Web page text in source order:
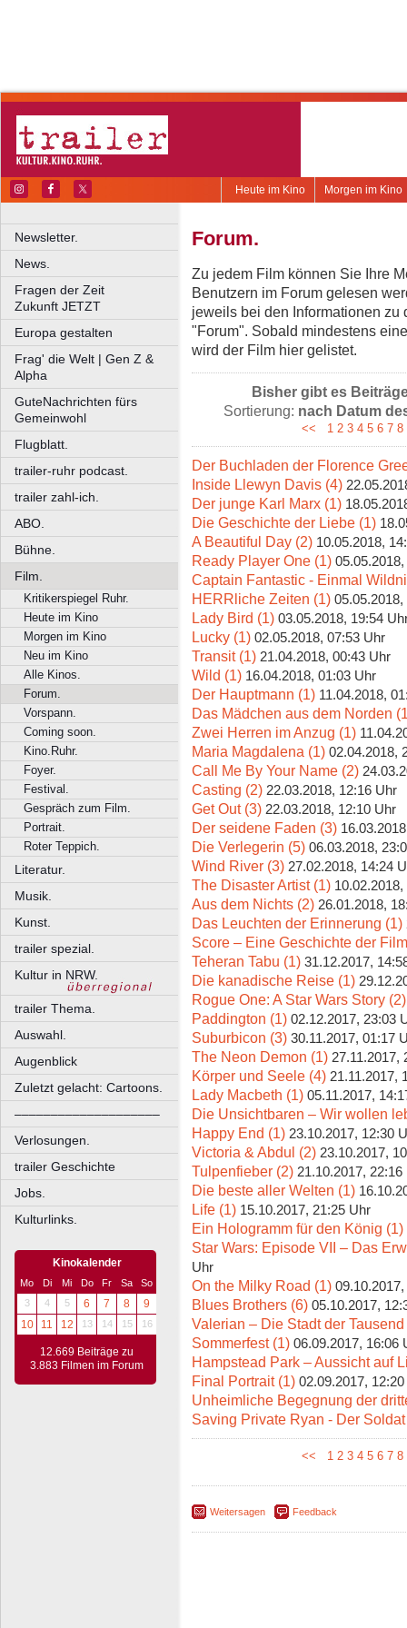
Morgen im Kino
Heute im Kino
Newsletter.
News.
Fragen der Zeit
Zukunft JETZT
Europa gestalten
Frag' die Welt | Gen Z &
Alpha
GuteNachrichten fürs
Gemeinwohl
Flugblatt.
trailer-ruhr podcast.
trailer zahl-ich.
ABO.
Bühne.
Film.
Kritikerspiegel Ruhr.
Heute im Kino
Morgen im Kino
Neu im Kino
Alle Kinos.
Forum.
Vorspann.
Coming soon.
Kino.Ruhr.
Foyer.
Festival.
Gespräch zum Film.
Portrait.
Roter Teppich.
Literatur.
Musik.
Kunst.
trailer spezial.
Kultur in NRW.
trailer Thema.
Auswahl.
Augenblick
Zuletzt gelacht: Cartoons.
––––––––––––––––––––
Verlosungen.
trailer Geschichte
Jobs.
Kulturlinks.
Kinokalender
Mo Di Mi Do Fr Sa
So
3
4 5 6 7 8
9
10
11 12 13 14 15 16
12.669 Beiträge zu
3.883 Filmen im Forum
Forum.
Zu jedem Film können Sie Ihre
Benutzern im Forum gelesen
jeweils bei den Informationen zu
"Forum". Sobald mindestens
wird der Film hier gelistet.
Bisher gibt es
Sortierung: nach Datum
<< 1 2 3 4 5 6 7 8
Der Buchladen der Florence
Inside Llewyn Davis (4)
Der junge Karl Marx (1)
Die Geschichte der Liebe (1)
A Beautiful Day (2) 10.05.2018,
Ready Player One (1)
Captain Fantastic - Einmal
HERRliche Zeiten (1)
Lady Bird (1) 03.05.2018, 19:54
Lucky (1) 02.05.2018, 07:53 Uhr
Transit (1) 21.04.2018, 00:43 Uhr
Wild (1) 16.04.2018, 01:03 Uhr
Der Hauptmann (1) 11.04.2018,
Das Mädchen aus dem Norden
Zwei Herren im Anzug (1)
Maria Magdalena (1) 02.04.2018,
Call Me By Your Name (2)
Casting (2) 22.03.2018, 12:16 Uhr
Get Out (3) 22.03.2018, 12:10 Uhr
Der seidene Faden (3)
Die Verlegerin (5) 06.03.2018,
Wind River (3) 27.02.2018, 14:24
The Disaster Artist (1)
Aus dem Nichts (2) 26.01.2018,
Das Leuchten der Erinnerung (1)
Score – Eine Geschichte der
Teheran Tabu (1) 31.12.2017,
Die kanadische Reise (1)
Rogue One: A Star Wars Story (2)
Paddington (1) 02.12.2017, 23:03
Suburbicon (3) 30.11.2017, 01:17
The Neon Demon (1) 27.11.2017,
Körper und Seele (4) 21.11.2017,
Lady Macbeth (1) 05.11.2017,
Die Unsichtbaren – Wir wollen
Happy End (1) 23.10.2017, 12:30
Victoria & Abdul (2) 23.10.2017,
Tulpenfieber (2) 21.10.2017, 22:16
Die beste aller Welten (1)
Life (1) 15.10.2017, 21:25 Uhr
Ein Hologramm für den König (1)
Star Wars: Episode VII – Das
Uhr
On the Milky Road (1)
Blues Brothers (6) 05.10.2017,
Valerian – Die Stadt der
Sommerfest (1) 06.09.2017, 16:06
Hampstead Park – Aussicht auf
Final Portrait (1) 02.09.2017,
Unheimliche Begegnung der
Saving Private Ryan - Der
<< 1 2 3 4 5 6 7 8
Weitersagen Feedback